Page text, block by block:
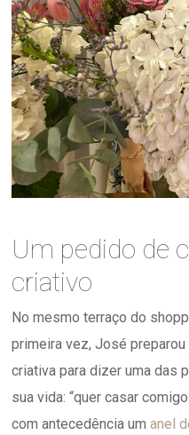
Um pedido de
criativo
No mesmo terraço do
primeira vez, José
criativa para dizer uma das
sua vida: “quer casar
com antecedência umanel